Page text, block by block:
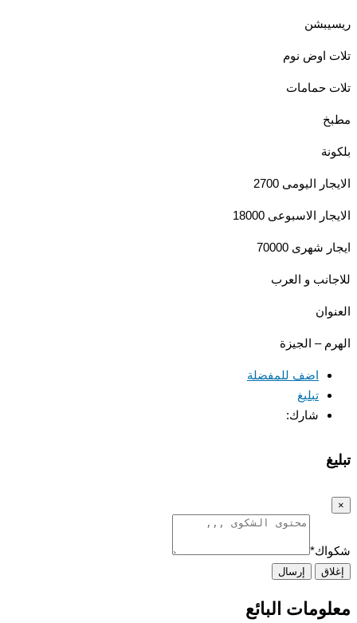
اوض نوم
حمامات
اليومى 2700
الاسبوعى 18000
شهرى 70000
و العرب
– الجيزة
اضف للمفضلة
تبليغ
شارك:
*
إرسال
البائع